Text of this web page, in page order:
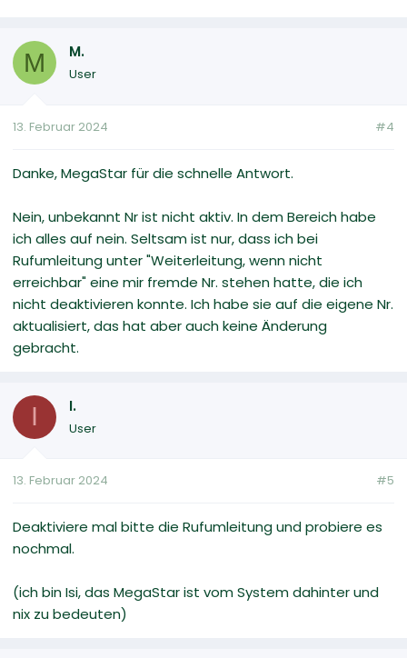
M M.
User
13. Februar 2024 #4
Danke, MegaStar für die schnelle Antwort.
Nein, unbekannt Nr ist nicht aktiv. In dem Bereich habe
ich alles auf nein. Seltsam ist nur, dass ich bei
Rufumleitung unter "Weiterleitung, wenn nicht
erreichbar" eine mir fremde Nr. stehen hatte, die ich
nicht deaktivieren konnte. Ich habe sie auf die eigene Nr.
aktualisiert, das hat aber auch keine Änderung
gebracht.
I I.
User
13. Februar 2024 #5
Deaktiviere mal bitte die Rufumleitung und probiere es
nochmal.
(ich bin Isi, das MegaStar ist vom System dahinter und
nix zu bedeuten)